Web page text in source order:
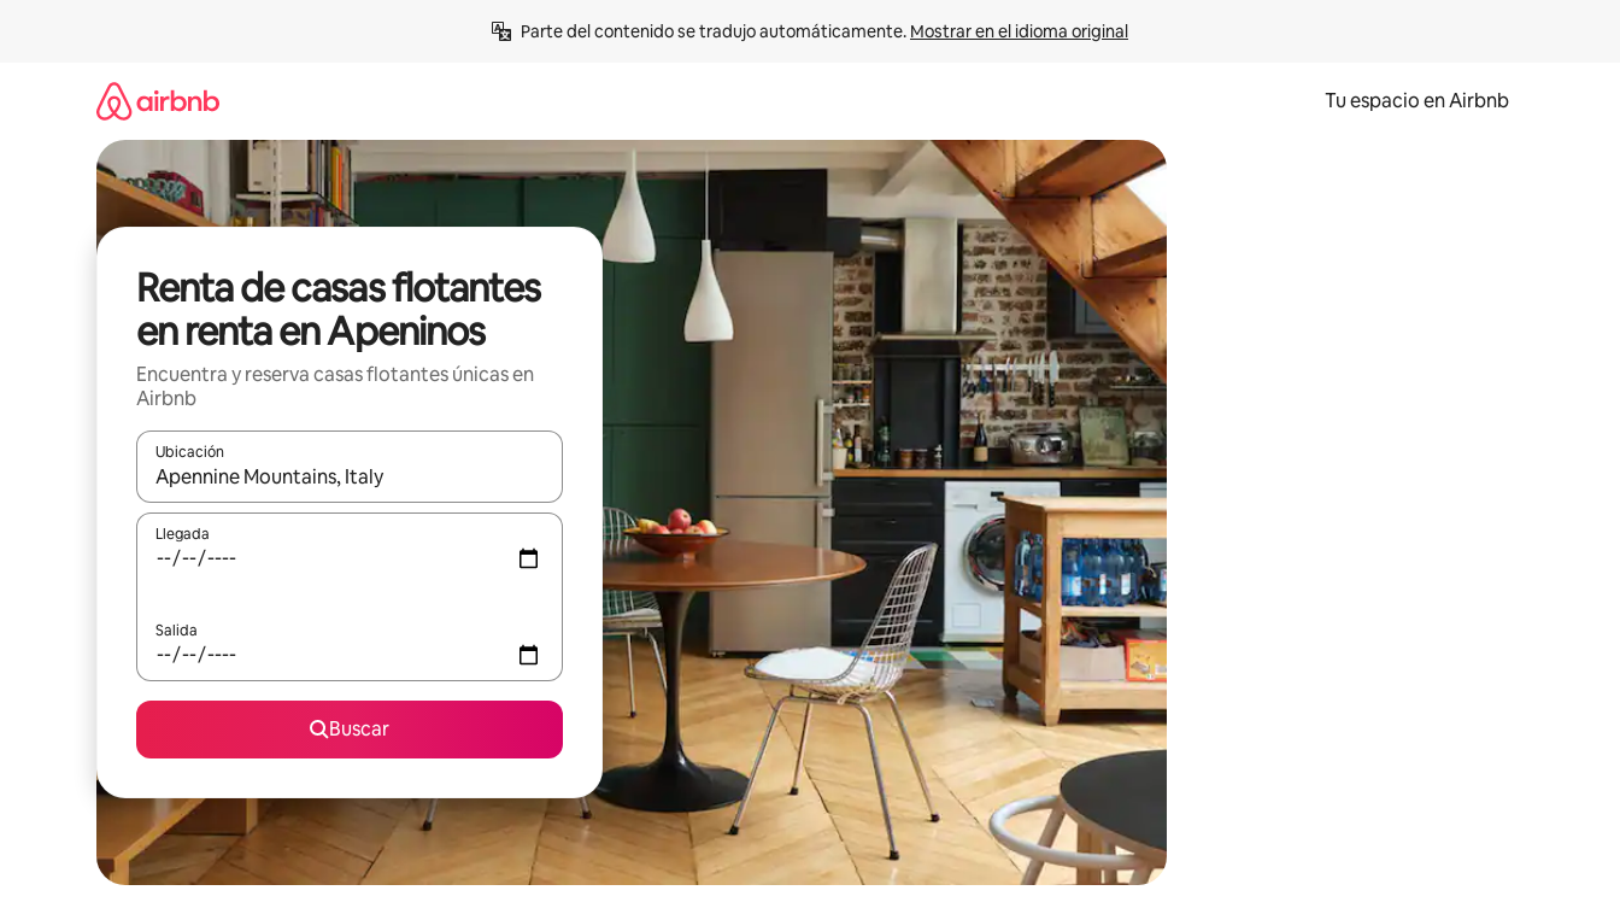
Parte del contenido se tradujo automáticamente. Mostrar en el idioma original
Tu espacio en Airbnb
Renta de casas flotantes
en renta en Apeninos
Encuentra y reserva casas flotantes únicas en
Airbnb
Ubicación
Cuando los resultados estén disponibles, podrás navegar usando las teclas de las flechas hacia arriba y hacia abajo, o bien tocando y deslizando la pantalla.
Llegada
Salida
Buscar